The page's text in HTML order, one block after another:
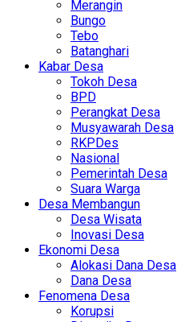
Merangin
Bungo
Tebo
Batanghari
Kabar Desa
Tokoh Desa
BPD
Perangkat Desa
Musyawarah Desa
RKPDes
Nasional
Pemerintah Desa
Suara Warga
Desa Membangun
Desa Wisata
Inovasi Desa
Ekonomi Desa
Alokasi Dana Desa
Dana Desa
Fenomena Desa
Korupsi